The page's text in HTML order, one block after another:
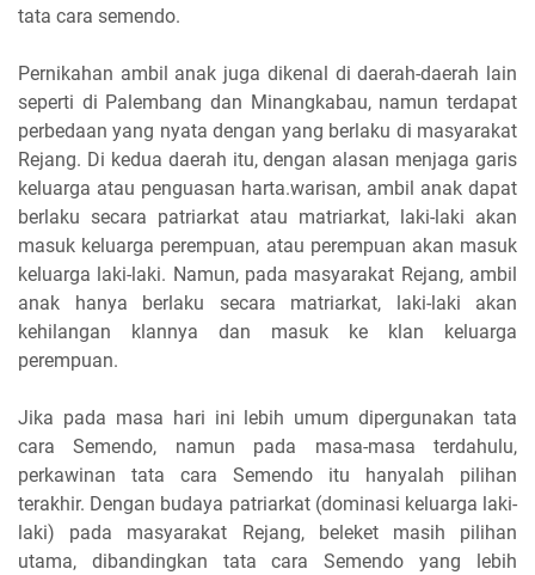
tata cara semendo.
Pernikahan ambil anak juga dikenal di daerah-daerah lain
seperti di Palembang dan Minangkabau, namun terdapat
perbedaan yang nyata dengan yang berlaku di masyarakat
Rejang. Di kedua daerah itu, dengan alasan menjaga garis
keluarga atau penguasan harta.warisan, ambil anak dapat
berlaku secara patriarkat atau matriarkat, laki-laki akan
masuk keluarga perempuan, atau perempuan akan masuk
keluarga laki-laki. Namun, pada masyarakat Rejang, ambil
anak hanya berlaku secara matriarkat, laki-laki akan
kehilangan klannya dan masuk ke klan keluarga
perempuan.
Jika pada masa hari ini lebih umum dipergunakan tata
cara Semendo, namun pada masa-masa terdahulu,
perkawinan tata cara Semendo itu hanyalah pilihan
terakhir. Dengan budaya patriarkat (dominasi keluarga laki-
laki) pada masyarakat Rejang, beleket masih pilihan
utama, dibandingkan tata cara Semendo yang lebih